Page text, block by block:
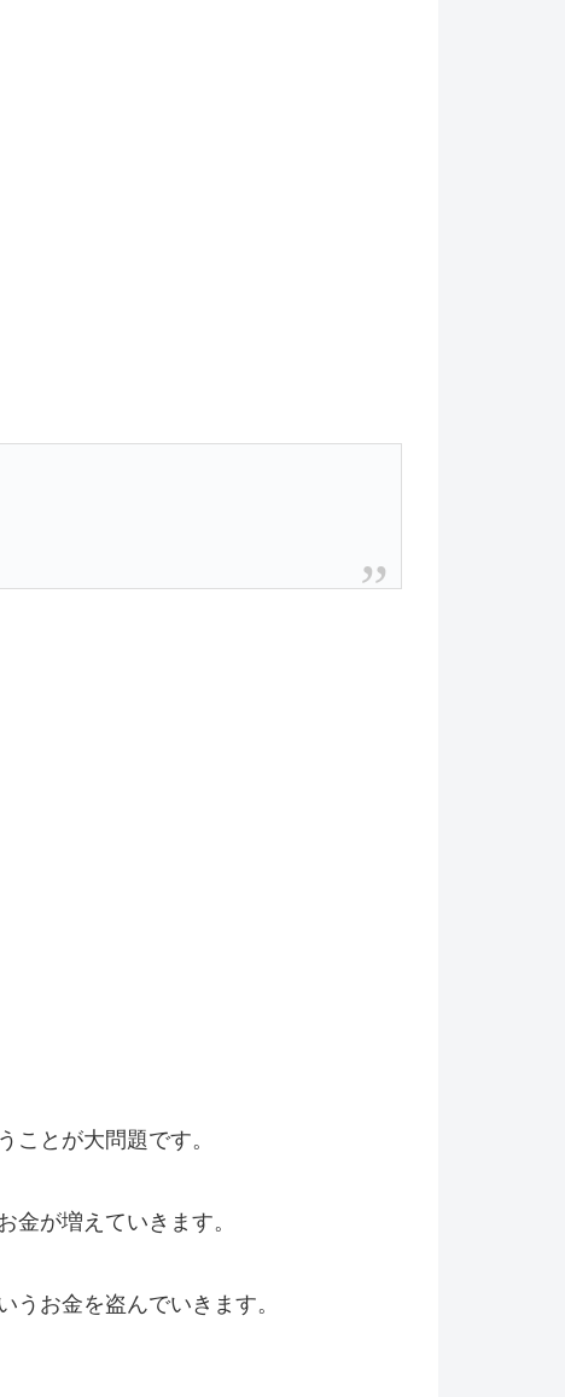
とが大問題です。
が増えていきます。
お金を盗んでいきます。